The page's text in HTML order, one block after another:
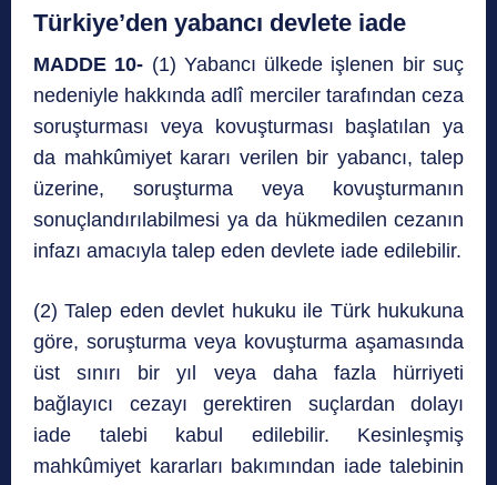
Türkiye’den yabancı devlete iade
MADDE 10- (1) Yabancı ülkede işlenen bir suç
nedeniyle hakkında adlî merciler tarafından ceza
soruşturması veya kovuşturması başlatılan ya
da mahkûmiyet kararı verilen bir yabancı, talep
üzerine, soruşturma veya kovuşturmanın
sonuçlandırılabilmesi ya da hükmedilen cezanın
infazı amacıyla talep eden devlete iade edilebilir.
(2) Talep eden devlet hukuku ile Türk hukukuna
göre, soruşturma veya kovuşturma aşamasında
üst sınırı bir yıl veya daha fazla hürriyeti
bağlayıcı cezayı gerektiren suçlardan dolayı
iade talebi kabul edilebilir. Kesinleşmiş
mahkûmiyet kararları bakımından iade talebinin